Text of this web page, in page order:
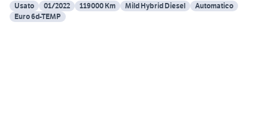
Usato
01/2022 119000 Km Mild Hybrid Diesel
Automatico
Euro 6d-TEMP